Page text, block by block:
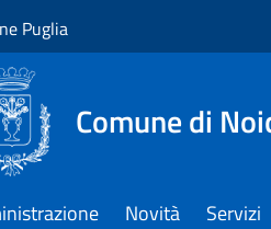
Puglia
Comune di
Novità Servizi